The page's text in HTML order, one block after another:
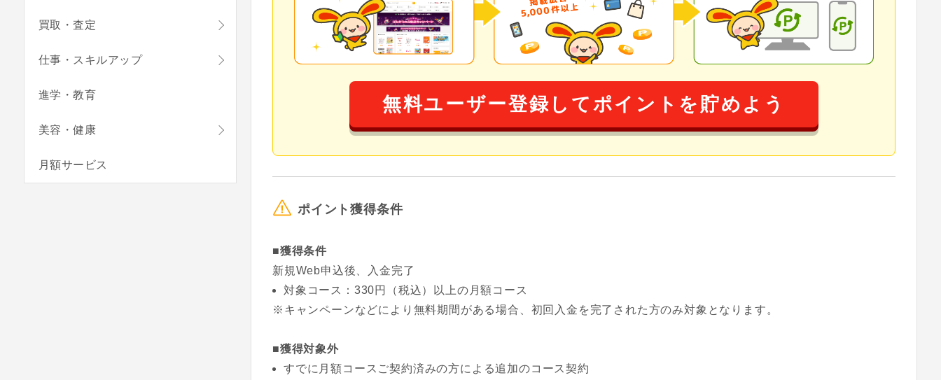
無料ユーザー登録してポイントを貯めよう
ポイント獲得条件
■獲得条件
新規Web申込後、入金完了
対象コース：330円（税込）以上の月額コース
※キャンペーンなどにより無料期間がある場合、初回入金を完了された方のみ対象となります。
■獲得対象外
すでに月額コースご契約済みの方による追加のコース契約
買取・査定
仕事・スキルアップ
進学・教育
美容・健康
月額サービス